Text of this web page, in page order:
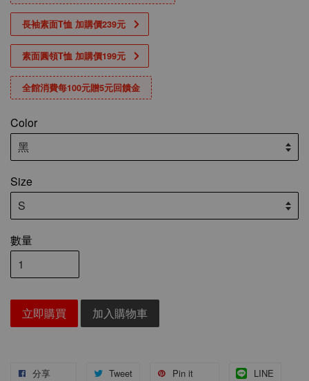
長袖素面T恤 加購價239元
素面圓領T恤 加購價199元
全館消費每100元贈5元回饋金
Color
Size
數量
立即購買 加入購物車
分享 Tweet Pin it LINE